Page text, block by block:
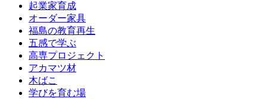
起業家育成
オーダー家具
福島の教育再生
五感で学ぶ
高専プロジェクト
アカマツ材
木ばこ
学びを育む場